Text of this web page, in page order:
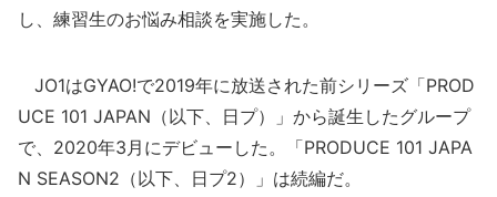
し、練習生のお悩み相談を実施した。
JO1はGYAO!で2019年に放送された前シリーズ「PROD
UCE 101 JAPAN（以下、日プ）」から誕生したグループ
で、2020年3月にデビューした。「PRODUCE 101 JAPA
N SEASON2（以下、日プ2）」は続編だ。